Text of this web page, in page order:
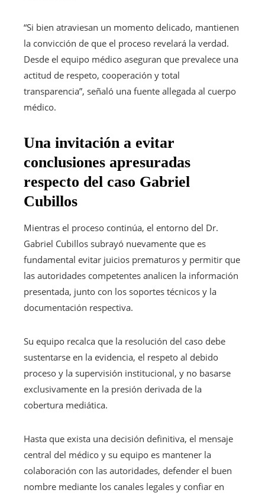
“Si bien atraviesan un momento delicado, mantienen
la convicción de que el proceso revelará la verdad.
Desde el equipo médico aseguran que prevalece una
actitud de respeto, cooperación y total
transparencia”, señaló una fuente allegada al cuerpo
médico.
Una invitación a evitar
conclusiones apresuradas
respecto del caso Gabriel
Cubillos
Mientras el proceso continúa, el entorno del Dr.
Gabriel Cubillos subrayó nuevamente que es
fundamental evitar juicios prematuros y permitir que
las autoridades competentes analicen la información
presentada, junto con los soportes técnicos y la
documentación respectiva.
Su equipo recalca que la resolución del caso debe
sustentarse en la evidencia, el respeto al debido
proceso y la supervisión institucional, y no basarse
exclusivamente en la presión derivada de la
cobertura mediática.
Hasta que exista una decisión definitiva, el mensaje
central del médico y su equipo es mantener la
colaboración con las autoridades, defender el buen
nombre mediante los canales legales y confiar en